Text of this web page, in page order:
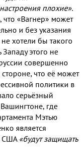
плохие».
, что «Вагнер» может
и без указания
хотели бы такого
Западу этого не
совершенно
, что её может
политики в
серьёзный
, где
Мэтью
является
США«будут защищать